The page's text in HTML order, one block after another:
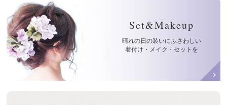
Set&Makeup
晴れの日の装いにふさわしい
着付け・メイク・セットを